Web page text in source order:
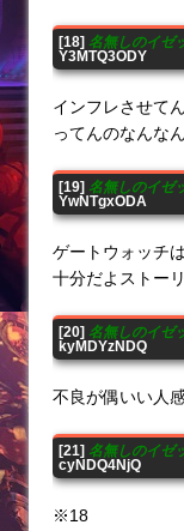
[18] 名無しのイゼ
Y3MTQ3ODY
インフレさせて
ってんのなんな
[19] 名無しのイゼ
YwNTgxODA
ゲートウォッチ
十分だよストー
[20] 名無しのイゼ
kyMDYzNDQ
不良が偶いい人
[21] 名無しのイゼ
cyNDQ4NjQ
※18